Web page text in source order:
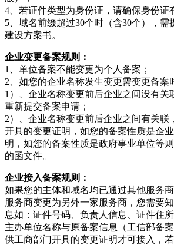
4、若证件类型为身份证，请确保身份证
5、域名前缀超过30个时（含30个），需
建设方案书。
企业变更备案规则：
1、单位备案不能变更为个人备案；
2、如您的企业名称发生变更需变更备案
1）、企业名称变更前后企业之间没有关
重新提交备案申请；
2）、企业名称变更前后企业之间有关联
开具的变更证明，如您的备案性质是企
明，如您的备案性质是政府事业单位等
的函文件。
企业接入备案规则：
如果您的主体和域名均已通过其他服务
服务商变更为另外一家服务商，您需要
息如：证件号码、负责人信息、证件住
主办单位名称与原备案信息（工信部备
供工商部门开具的变更证明才可接入，